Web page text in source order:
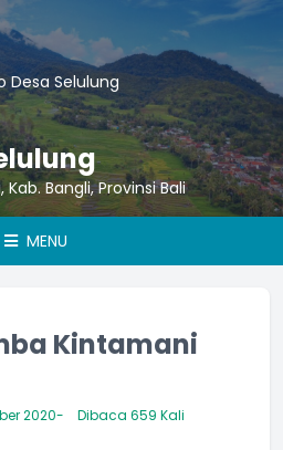
Bangli, Provinsi Bali
MENU
Kintamani
2020 Dibaca 659 Kali